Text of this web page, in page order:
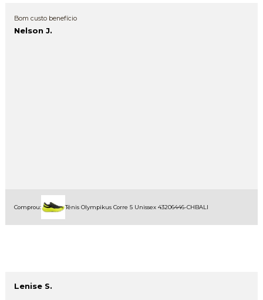
Bom custo benefício
Nelson J.
Comprou: Tênis Olympikus Corre 5 Unissex 43206446-CHBALI
Lenise S.